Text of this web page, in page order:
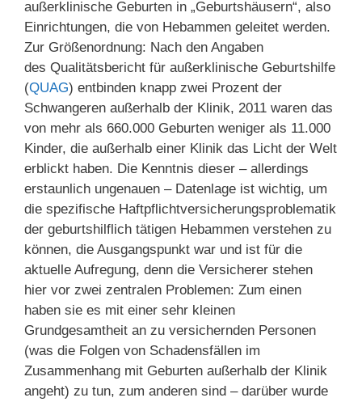
außerklinische Geburten in „Geburtshäusern“, also
Einrichtungen, die von Hebammen geleitet werden.
Zur Größenordnung: Nach den Angaben
des Qualitätsbericht für außerklinische Geburtshilfe
(QUAG) entbinden knapp zwei Prozent der
Schwangeren außerhalb der Klinik, 2011 waren das
von mehr als 660.000 Geburten weniger als 11.000
Kinder, die außerhalb einer Klinik das Licht der Welt
erblickt haben. Die Kenntnis dieser – allerdings
erstaunlich ungenauen – Datenlage ist wichtig, um
die spezifische Haftpflichtversicherungsproblematik
der geburtshilflich tätigen Hebammen verstehen zu
können, die Ausgangspunkt war und ist für die
aktuelle Aufregung, denn die Versicherer stehen
hier vor zwei zentralen Problemen: Zum einen
haben sie es mit einer sehr kleinen
Grundgesamtheit an zu versichernden Personen
(was die Folgen von Schadensfällen im
Zusammenhang mit Geburten außerhalb der Klinik
angeht) zu tun, zum anderen sind – darüber wurde